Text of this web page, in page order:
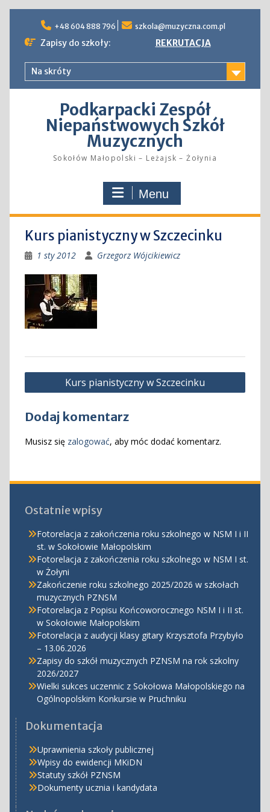
content
+48 604 888 796 szkola@muzyczna.com.pl
Zapisy do szkoły: REKRUTACJA
Na skróty
Podkarpacki Zespół
Niepaństwowych Szkół
Muzycznych
Sokołów Małopolski – Leżajsk – Żołynia
Menu
Kurs pianistyczny w Szczecinku
1 sty 2012 Grzegorz Wójcikiewicz
Nawigacja
wpisu
Kurs pianistyczny w Szczecinku
Dodaj komentarz
Musisz się zalogować, aby móc dodać komentarz.
Ostatnie wpisy
Fotorelacja z zakończenia roku szkolnego w NSM I i II
st. w Sokołowie Małopolskim
Fotorelacja z zakończenia roku szkolnego w NSM I st.
w Żołyni
Zakończenie roku szkolnego 2025/2026 w szkołach
muzycznych PZNSM
Fotorelacja z Popisu Końcoworocznego NSM I i II st.
w Sokołowie Małopolskim
Fotorelacja z audycji klasy gitary Krzysztofa Przybyło
– 13.06.2026
Zapisy do szkół muzycznych PZNSM na rok szkolny
2026/2027
Wielki sukces uczennic z Sokołowa Małopolskiego na
Ogólnopolskim Konkursie w Pruchniku
Dokumentacja
Uprawnienia szkoły publicznej
Wpisy do ewidencji MKiDN
Statuty szkół PZNSM
Dokumenty ucznia i kandydata